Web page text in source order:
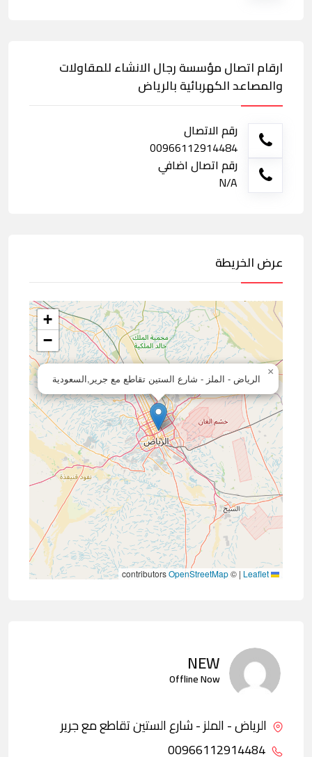
ارقام اتصال مؤسسة رجال الانشاء للمقاولات
والمصاعد الكهربائية بالرياض
رقم الاتصال
00966112914484
رقم اتصال اضافي
N/A
عرض الخريطة
الرياض - الملز - شارع الستين تقاطع مع جرير,السعودية
×
+
−
|
©
OpenStreetMap
NEW
Offline Now
الرياض - الملز - شارع الستين تقاطع مع جرير